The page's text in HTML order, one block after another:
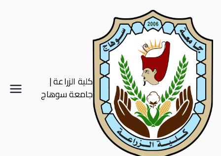
كلية الزراعة |
جامعة سوهاج